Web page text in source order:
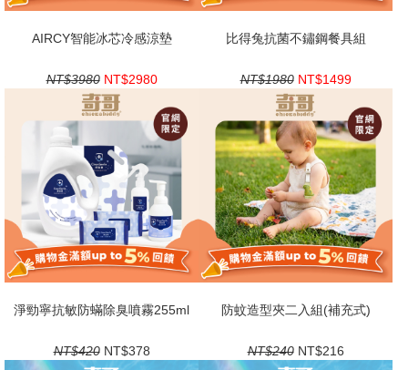
AIRCY智能冰芯冷感涼墊
NT$3980 NT$2980
比得兔抗菌不鏽鋼餐具組
NT$1980 NT$1499
淨勁寧抗敏防蟎除臭噴霧255ml
NT$420 NT$378
防蚊造型夾二入組(補充式)
NT$240 NT$216